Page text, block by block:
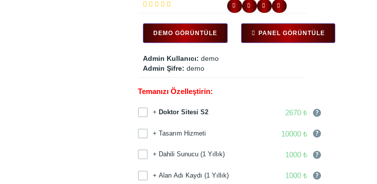
DEMO GÖRÜNTÜLE PANEL GÖRÜNTÜLE
Admin Kullanıcı: demo
Admin Şifre: demo
Temanızı Özelleştirin:
+ Doktor Sitesi S2 2670 ₺
+ Tasarım Hizmeti 10000 ₺
+ Dahili Sunucu (1 Yıllık) 1000 ₺
+ Alan Adı Kaydı (1 Yıllık) 1000 ₺